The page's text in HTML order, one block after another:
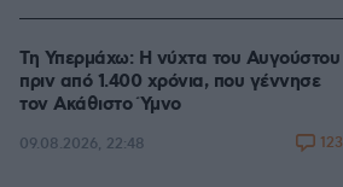
Τη Υπερμάχω: Η νύχτα του Αυγούστου
πριν από 1.400 χρόνια, που γέννησε
τον Ακάθιστο Ύμνο
09.08.2026, 22:48 123